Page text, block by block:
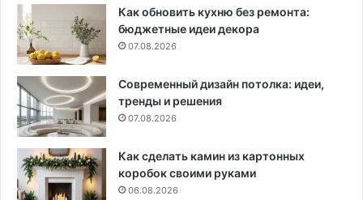
Как обновить кухню без ремонта:
бюджетные идеи декора
07.08.2026
Современный дизайн потолка: идеи,
тренды и решения
07.08.2026
Как сделать камин из картонных
коробок своими руками
06.08.2026